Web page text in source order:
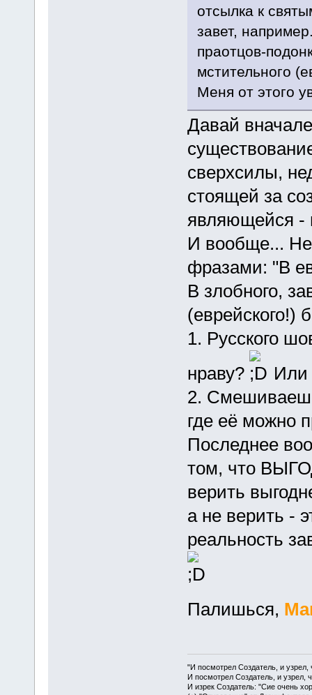
отсылка к
завет,
праотцов-
мстительного
Меня от этого
Давай
сверхсилы,
стоящей за
являющейся -
И вообще... Не
фразами: "В
В злобного,
(еврейского!)
1. Русского
нраву?
Или
2.
где её можно
Последнее
том, что
верить
а не верить -
реальность
Палишься,
"И посмотрел Создатель, и
И посмотрел Создатель, и узрел,
И изрек Создатель: "Сие очень